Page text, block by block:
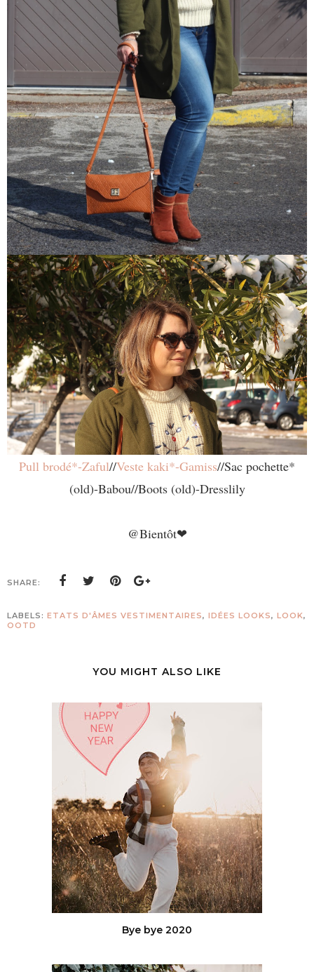
Pull brodé*-Zaful//Veste kaki*-Gamiss//Sac pochette*
(old)-Babou//Boots (old)-Dresslily
@Bientôt❤
SHARE:
LABELS: ETATS D'ÂMES VESTIMENTAIRES, IDÉES LOOKS, LOOK,
OOTD
YOU MIGHT ALSO LIKE
Bye bye 2020